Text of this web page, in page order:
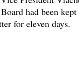
had been
for eleven days.